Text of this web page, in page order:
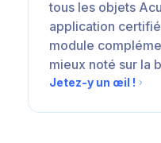
tous les objets
application
module
mieux noté sur la
Jetez-y un œil !